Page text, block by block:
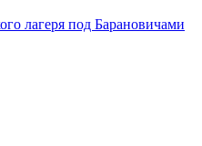
лагеря под Барановичами